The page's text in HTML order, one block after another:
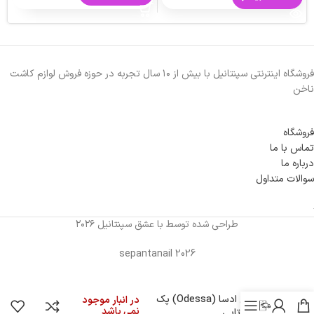
فروشگاه اینترنتی سپنتانیل با بیش از ۱۰ سال تجربه در حوزه فروش لوازم کاشت
ناخن
فروشگاه
تماس با ما
درباره ما
سوالات متداول
طراحی شده توسط با عشق سپنتانیل ۲۰۲۶
sepantanail 2026
لاک ژل ادسا (Odessa) پک
در انبار موجود